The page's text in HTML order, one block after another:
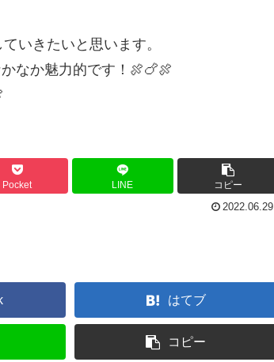
いきたいと思います。
なか魅力的です！🍖🍗🍖
Pocket LINE コピー
2022.06.29
はてブ
コピー